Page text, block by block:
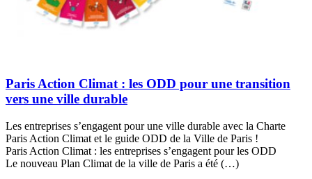
Paris Action Climat : les ODD pour une transition
vers une ville durable
Les entreprises s’engagent pour une ville durable avec la Charte
Paris Action Climat et le guide ODD de la Ville de Paris !
Paris Action Climat : les entreprises s’engagent pour les ODD
Le nouveau Plan Climat de la ville de Paris a été (…)